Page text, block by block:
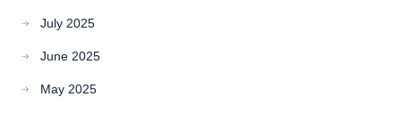
July 2025
June 2025
May 2025